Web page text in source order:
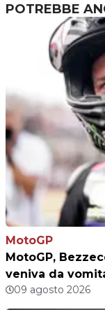
POTREBBE
MotoGP
MotoGP,
veniva da
09 agosto 2026